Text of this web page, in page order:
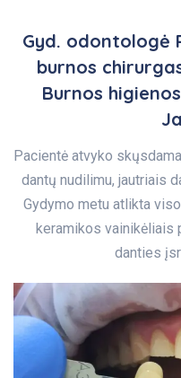
Gyd. odontologė
burnos
Burnos
Pacientė atvyko
dantų nudilimu, jautriais
Gydymo metu atlikta
keramikos vainikėliais
danties